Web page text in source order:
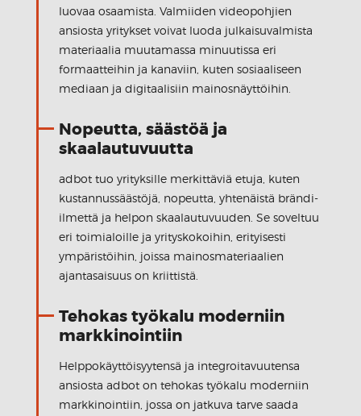
luovaa osaamista. Valmiiden videopohjien
ansiosta yritykset voivat luoda julkaisuvalmista
materiaalia muutamassa minuutissa eri
formaatteihin ja kanaviin, kuten sosiaaliseen
mediaan ja digitaalisiin mainosnäyttöihin.
Nopeutta, säästöä ja
skaalautuvuutta
adbot tuo yrityksille merkittäviä etuja, kuten
kustannussäästöjä, nopeutta, yhtenäistä brändi-
ilmettä ja helpon skaalautuvuuden. Se soveltuu
eri toimialoille ja yrityskokoihin, erityisesti
ympäristöihin, joissa mainosmateriaalien
ajantasaisuus on kriittistä.
Tehokas työkalu moderniin
markkinointiin
Helppokäyttöisyytensä ja integroitavuutensa
ansiosta adbot on tehokas työkalu moderniin
markkinointiin, jossa on jatkuva tarve saada